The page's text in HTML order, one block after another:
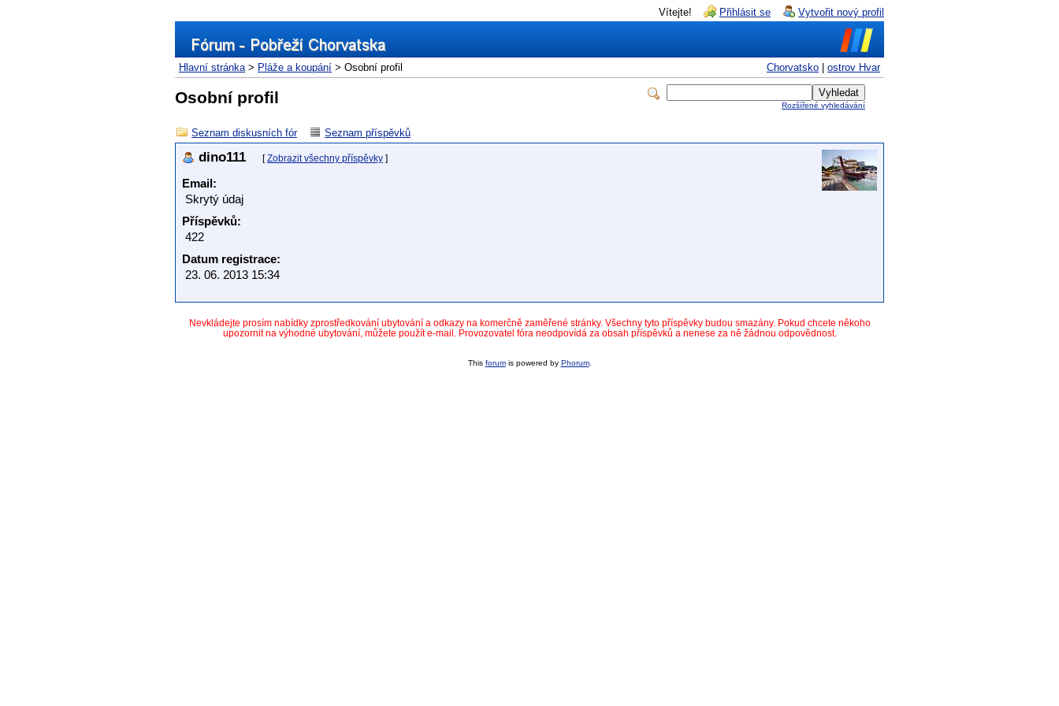
Vítejte! Přihlásit se Vytvořit nový profil
Chorvatsko ostrov Hvar
Hlavní stránka> Pláže a koupání > Osobní profil
Rozšířené vyhledávání
Osobní profil
Seznam diskusních fór Seznam příspěvků
dino111 [Zobrazit všechny příspěvky ]
Email:
Skrytý údaj
Příspěvků:
422
Datum registrace:
23. 06. 2013 15:34
Nevkládejte prosím nabídky zprostředkování ubytování a odkazy na komerčně zaměřené stránky. Všechny tyto příspěvky budou smazány. Pokud chcete někoho
upozornit na výhodné ubytování, můžete použít e-mail. Provozovatel fóra neodpovídá za obsah příspěvků a nenese za ně žádnou odpovědnost.
This forumis powered by Phorum.